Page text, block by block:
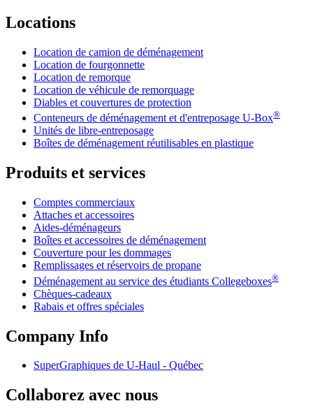
Locations
Location de camion de déménagement
Location de fourgonnette
Location de remorque
Location de véhicule de remorquage
Diables et couvertures de protection
Conteneurs de déménagement et d'entreposage U-Box®
Unités de libre-entreposage
Boîtes de déménagement réutilisables en plastique
Produits et services
Comptes commerciaux
Attaches et accessoires
Aides-déménageurs
Boîtes et accessoires de déménagement
Couverture pour les dommages
Remplissages et réservoirs de propane
Déménagement au service des étudiants Collegeboxes®
Chèques-cadeaux
Rabais et offres spéciales
Company Info
SuperGraphiques de U-Haul - Québec
Collaborez avec nous